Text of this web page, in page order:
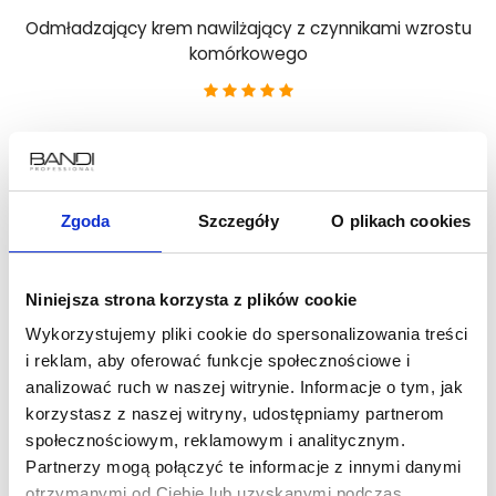
Zgoda Szczegóły O plikach cookies
Niniejsza strona korzysta z plików cookie
Wykorzystujemy pliki cookie do spersonalizowania treści
i reklam, aby oferować funkcje społecznościowe i
analizować ruch w naszej witrynie. Informacje o tym, jak
korzystasz z naszej witryny, udostępniamy partnerom
społecznościowym, reklamowym i analitycznym.
Partnerzy mogą połączyć te informacje z innymi danymi
Odmładzający krem nawilżający z czynnikami wzrostu
komórkowego
DO KOSZYKA